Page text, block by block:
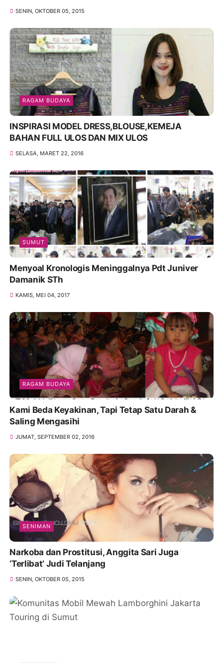
SENIN, OKTOBER 05, 2015
RAGAM BUDAYA
INSPIRASI MODEL DRESS,BLOUSE,KEMEJA
BAHAN FULL ULOS DAN MIX ULOS
SELASA, MARET 22, 2016
SUMUT
Menyoal Kronologis Meninggalnya Pdt Juniver
Damanik STh
KAMIS, MEI 04, 2017
RAGAM BUDAYA
Kami Beda Keyakinan, Tapi Tetap Satu Darah &
Saling Mengasihi
JUMAT, SEPTEMBER 02, 2016
SENIMAN
Narkoba dan Prostitusi, Anggita Sari Juga
‘Terlibat’ Judi Telanjang
SENIN, OKTOBER 05, 2015